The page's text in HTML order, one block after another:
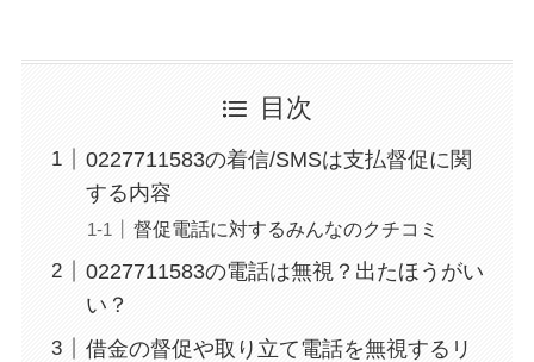
目次
0227711583の着信/SMSは支払督促に関
する内容
督促電話に対するみんなのクチコミ
0227711583の電話は無視？出たほうがい
い？
借金の督促や取り立て電話を無視するリ